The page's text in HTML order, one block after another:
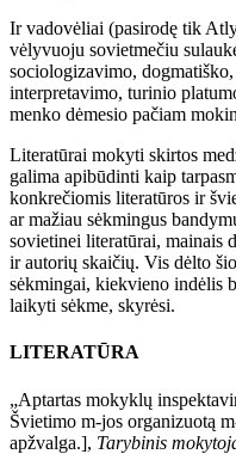
Ir vadovėliai (pasirodę tik
vėlyvuoju sovietmečiu
sociologizavimo,
interpretavimo, turinio
menko dėmesio pačiam
Literatūrai mokyti skirtos
galima apibūdinti kaip
konkrečiomis literatūros ir
ar mažiau sėkmingus
sovietinei literatūrai, mainais
ir autorių skaičių. Vis dėlto
sėkmingai, kiekvieno indėlis
laikyti sėkme, skyrėsi.
LITERATŪRA
„Aptartas mokyklų
Švietimo m-jos organizuotą
apžvalga.], Tarybinis